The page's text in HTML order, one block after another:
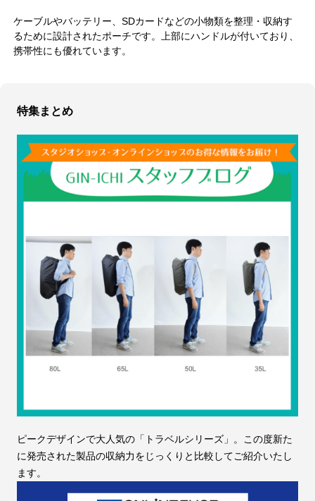
ケーブルやバッテリー、SDカードなどの小物類を整理・収納す
るために設計されたポーチです。上部にハンドルが付いており、
携帯性にも優れています。
特集まとめ
ピークデザインで大人気の「トラベルシリーズ」。この度新た
に発売された製品の収納力をじっくりと比較してご紹介いたし
ます。